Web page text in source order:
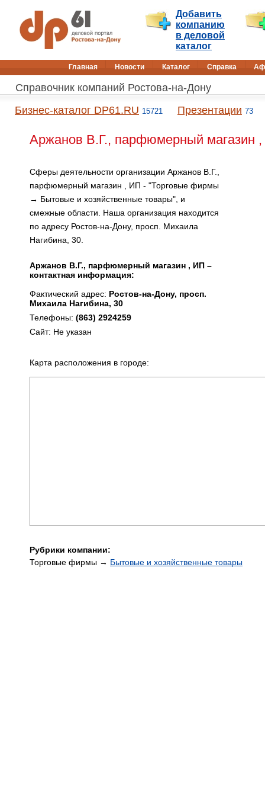
Добавить
компанию
в деловой
каталог
Главная Новости Каталог Справка
Справочник компаний Ростова-на-Дону
Бизнес-каталог DP61.RU 15721 Презентации 73
Аржанов В.Г., парфюмерный магазин
Сферы деятельности организации Аржанов В.Г.,
парфюмерный магазин , ИП - "Торговые фирмы
→ Бытовые и хозяйственные товары", и
смежные области. Наша организация находится
по адресу Ростов-на-Дону, просп. Михаила
Нагибина, 30.
Аржанов В.Г., парфюмерный магазин , ИП –
контактная информация:
Фактический адрес: Ростов-на-Дону, просп.
Михаила Нагибина, 30
Телефоны: (863) 2924259
Сайт: Не указан
Карта расположения в городе:
Рубрики компании:
Торговые фирмы → Бытовые и хозяйственные товары